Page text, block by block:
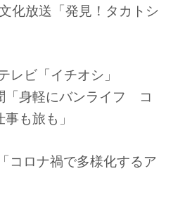
化放送「発見！タカトシ
ビ「イチオシ」
軽にバンライフ コ
も旅も」
ロナ禍で多様化するア